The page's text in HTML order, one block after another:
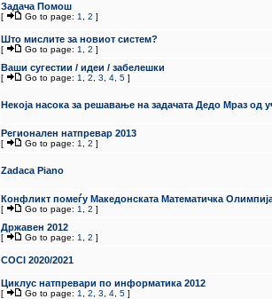
Задача Помош
[ Go to page: 1 2 ]
Што мислите за новиот систем?
[ Go to page: 1 2 ]
Ваши сугестии / идеи / забелешки
[ Go to page: 1 2 3 4 5 ]
Некоја насока за решавање на задачата Дедо Мраз од
Регионален натпревар 2013
[ Go to page: 1 2 ]
Zadaca Piano
Конфликт помеѓу Македонската Математичка
[ Go to page: 1 2 ]
Државен 2012
[ Go to page: 1 2 ]
COCI 2020/2021
Циклус натпревари по информатика 2012
[ Go to page: 1 2 3 4 5 ]